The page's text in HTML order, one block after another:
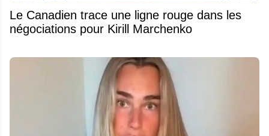
Le Canadien trace une ligne rouge dans les
négociations pour Kirill Marchenko